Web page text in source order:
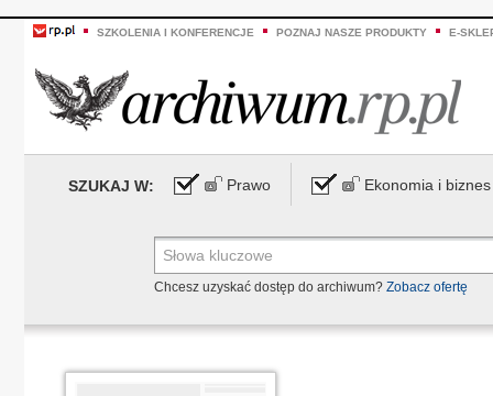
SZKOLENIA I KONFERENCJE POZNAJ NASZE PRODUKTY E-
SZUKAJ W: Prawo Ekonomia i biznes
Chcesz uzyskać dostęp do archiwum? Zobacz ofertę